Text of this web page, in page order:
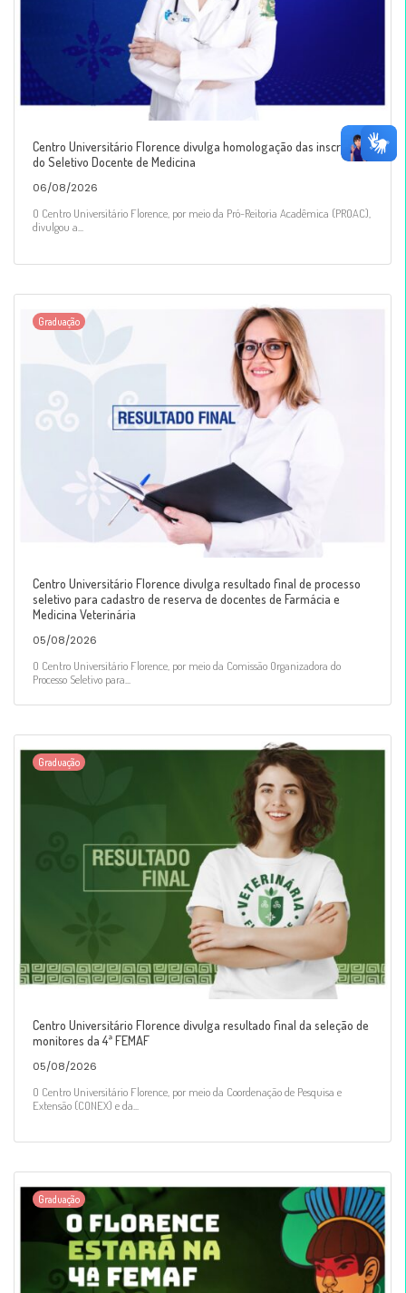
Centro Universitário Florence divulga homologação das inscrições
do Seletivo Docente de Medicina
06/08/2026
O Centro Universitário Florence, por meio da Pró-Reitoria Acadêmica (PROAC),
divulgou a...
Graduação
Centro Universitário Florence divulga resultado final de processo
seletivo para cadastro de reserva de docentes de Farmácia e
Medicina Veterinária
05/08/2026
O Centro Universitário Florence, por meio da Comissão Organizadora do
Processo Seletivo para...
Graduação
Centro Universitário Florence divulga resultado final da seleção de
monitores da 4ª FEMAF
05/08/2026
O Centro Universitário Florence, por meio da Coordenação de Pesquisa e
Extensão (CONEX) e da...
Graduação